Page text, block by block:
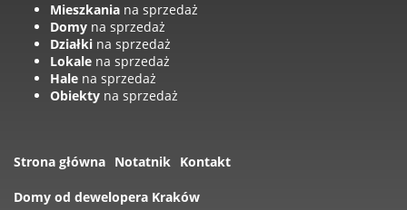
Mieszkania na sprzedaż
Domy na sprzedaż
Działki na sprzedaż
Lokale na sprzedaż
Hale na sprzedaż
Obiekty na sprzedaż
Strona główna Notatnik Kontakt
Domy od dewelopera Kraków